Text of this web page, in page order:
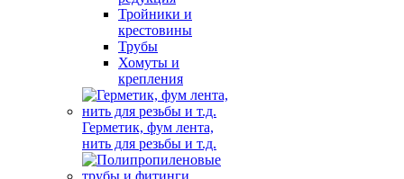
Тройники и
крестовины
Трубы
Хомуты и
крепления
Герметик, фум лента,
нить для резьбы и т.д.